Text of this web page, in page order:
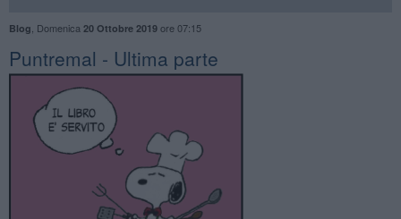
Blog Domenica 20 Ottobre 2019ore 07:15
Puntremal - Ultima parte